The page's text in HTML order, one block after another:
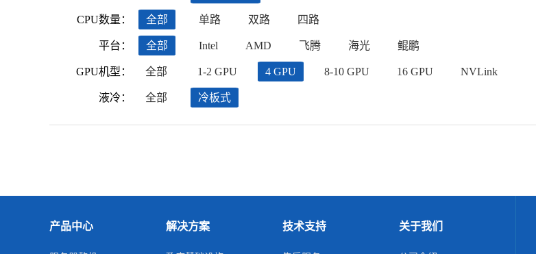
CPU数量：
平台：
GPU机型：
液冷：
全部 单路 双路 四路
全部 Intel AMD 飞腾 海光 鲲鹏
全部 1-2 GPU 4 GPU 8-10 GPU 16 GPU NVLink
全部 冷板式
产品中心 解决方案 技术支持 关于我们